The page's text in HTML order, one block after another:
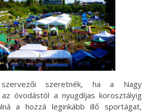
szeretnék, ha a Nagy
az óvodástól a nyugdíjas korosztályig
a hozzá leginkább illő sportágat,